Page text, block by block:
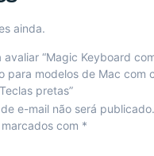
ainda.
avaliar “Magic Keyboard
para modelos de Mac com
pretas”
e-mail não será publicado.
com *